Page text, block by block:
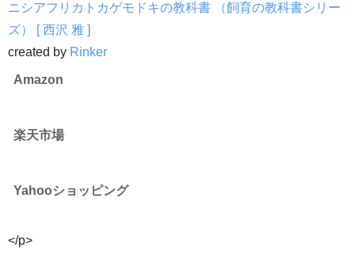
ニシアフリカトカゲモドキの教科書 （飼育の教科書シリー
ズ） [ 西沢 雅 ]
created by Rinker
Amazon
楽天市場
Yahooショッピング
</p>